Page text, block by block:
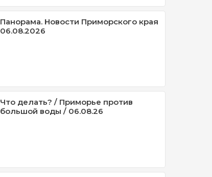
Панорама. Новости Приморского края
06.08.2026
Что делать? / Приморье против
большой воды / 06.08.26